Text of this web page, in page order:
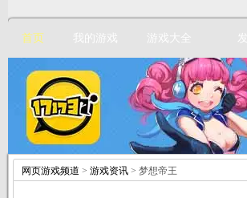
首页 我的游戏 游戏大全
网页游戏频道 > 游戏资讯 > 梦想帝王
立